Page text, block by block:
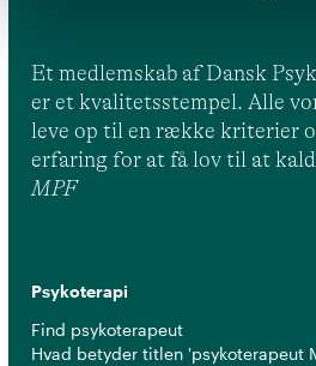
Et medlemskab af Dansk
er et kvalitetsstempel. Alle
leve op til en række kriterier
erfaring for at få lov til at
MPF
Psykoterapi
Find psykoterapeut
Hvad betyder titlen 'psykoterapeut